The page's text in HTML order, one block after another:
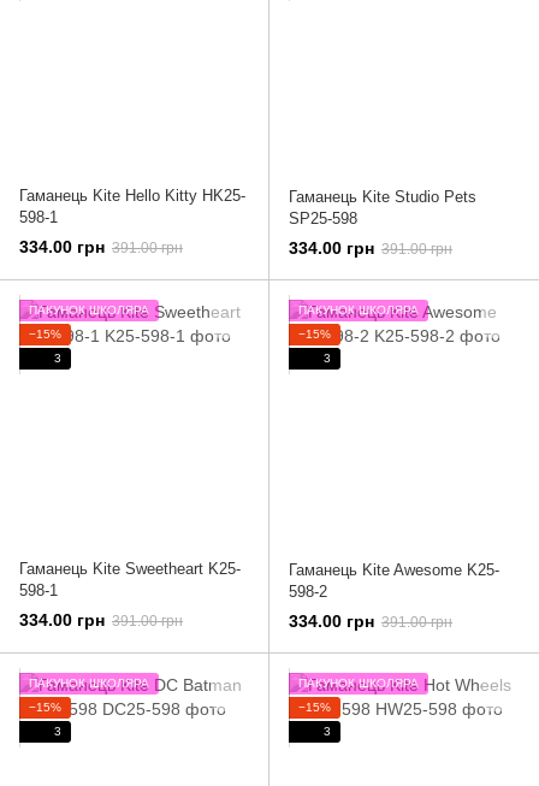
Гаманець Kite Hello Kitty HK25-
598-1
334.00 грн 391.00 грн
Гаманець Kite Studio Pets
SP25-598
334.00 грн 391.00 грн
ПАКУНОК ШКОЛЯРА
−15%
3
Гаманець Kite Sweetheart K25-
598-1
334.00 грн 391.00 грн
ПАКУНОК ШКОЛЯРА
−15%
3
Гаманець Kite Awesome K25-
598-2
334.00 грн 391.00 грн
ПАКУНОК ШКОЛЯРА
−15%
3
ПАКУНОК ШКОЛЯРА
−15%
3